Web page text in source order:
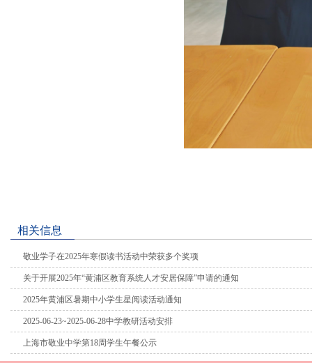
相关信息
敬业学子在2025年寒假读书活动中荣获多个奖项
关于开展2025年“黄浦区教育系统人才安居保障”申请的通知
2025年黄浦区暑期中小学生星阅读活动通知
2025-06-23~2025-06-28中学教研活动安排
上海市敬业中学第18周学生午餐公示